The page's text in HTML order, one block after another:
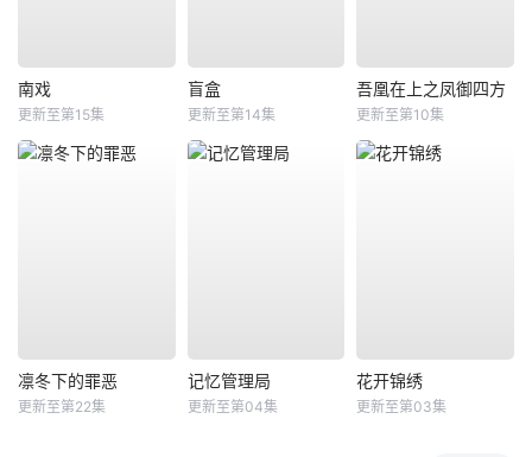
南戏
更新至第15集
盲盒
更新至第14集
吾凰在上之凤御四方
更新至第10集
凛冬下的罪恶
更新至第22集
记忆管理局
更新至第04集
花开锦绣
更新至第03集